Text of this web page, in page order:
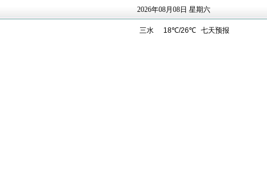
2026年08月08日 星期六